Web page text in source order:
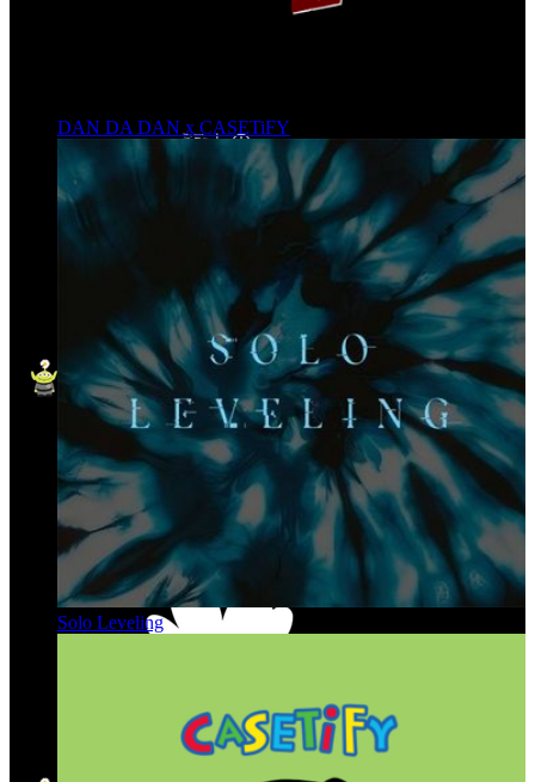
DAN DA DAN x CASETiFY
Solo Leveling